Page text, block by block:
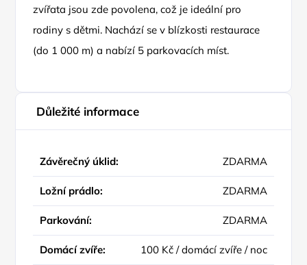
zvířata jsou zde povolena, což je ideální pro
rodiny s dětmi. Nachází se v blízkosti restaurace
(do 1 000 m) a nabízí 5 parkovacích míst.
Důležité informace
Závěrečný úklid: ZDARMA
Ložní prádlo: ZDARMA
Parkování: ZDARMA
Domácí zvíře: 100 Kč / domácí zvíře / noc